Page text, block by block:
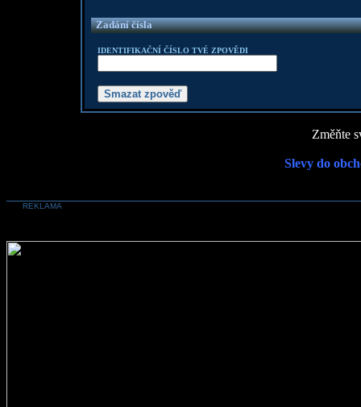
Zadání čísla
IDENTIFIKAČNÍ ČÍSLO TVÉ ZPOVĚDI
Změňte
Slevy do
REKLAMA